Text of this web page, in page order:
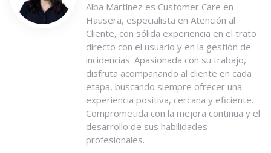
Alba Martínez es Customer Care en
Hausera, especialista en Atención al
Cliente, con sólida experiencia en el trato
directo con el usuario y en la gestión de
incidencias. Apasionada con su trabajo,
disfruta acompañando al cliente en cada
etapa, buscando siempre ofrecer una
experiencia positiva, cercana y eficiente.
Comprometida con la mejora continua y el
desarrollo de sus habilidades
profesionales.